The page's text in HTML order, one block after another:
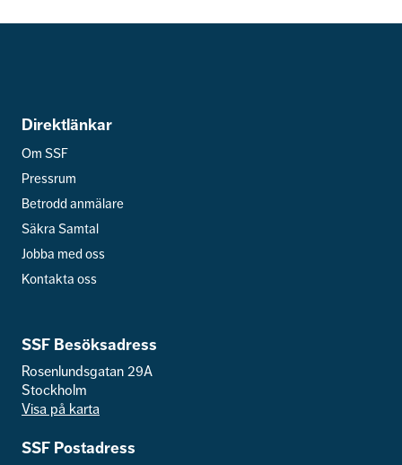
Direktlänkar
Om SSF
Pressrum
Betrodd anmälare
Säkra Samtal
Jobba med oss
Kontakta oss
SSF Besöksadress
Rosenlundsgatan 29A
Stockholm
Visa på karta
SSF Postadress